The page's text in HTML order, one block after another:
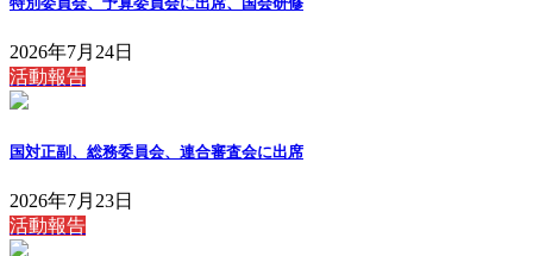
2026年7月24日
活動報告
国対正副、総務委員会、連合審査会に出席
2026年7月23日
活動報告